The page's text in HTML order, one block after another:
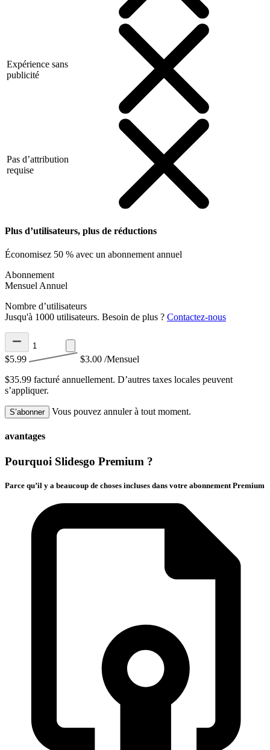
Expérience sans
publicité
Pas d’attribution
requise
Plus d’utilisateurs, plus de réductions
Économisez 50 % avec un abonnement annuel
Abonnement
Mensuel Annuel
Nombre d’utilisateurs
Jusqu'à 1000 utilisateurs. Besoin de plus ? Contactez-nous
$5.99 $3.00 /Mensuel
$35.99 facturé annuellement. D’autres taxes locales peuvent
s’appliquer.
S’abonner Vous pouvez annuler à tout moment.
avantages
Pourquoi Slidesgo Premium ?
Parce qu’il y a beaucoup de choses incluses dans votre abonnement Premium